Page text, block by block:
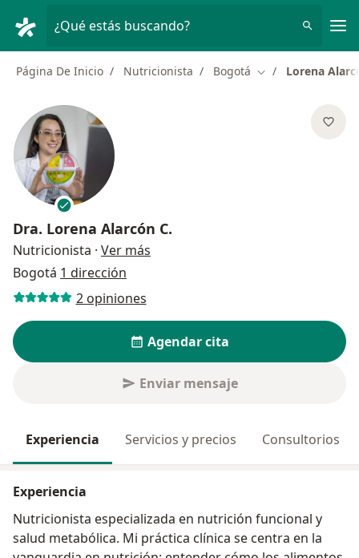
¿Qué estás buscando?
Página De Inicio Nutricionista Bogotá Cambiar de ciudad
Lorena
Dra. Lorena Alarcón C.
Nutricionista · Ver más
Bogotá 1 dirección
2 opiniones
Agendar cita
Enviar mensaje
Experiencia Servicios y precios Consultorios
Experiencia
Nutricionista especializada en nutrición funcional y
salud metabólica. Mi práctica clínica se centra en la